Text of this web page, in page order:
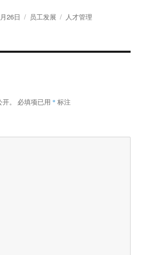
26日
分
员工发展
标
人才管理
。 必填项已用 * 标注